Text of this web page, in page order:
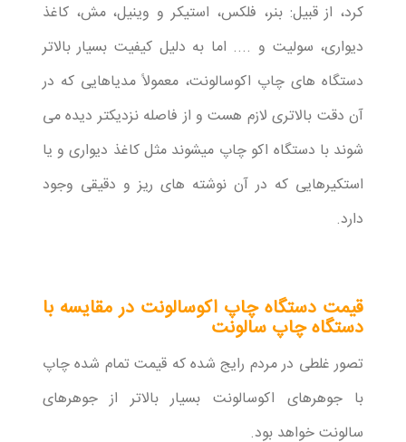
کرد، از قبیل: بنر، فلکس، استیکر و وینیل، مش، کاغذ
دیواری، سولیت و .... اما به دلیل کیفیت بسیار بالاتر
دستگاه های چاپ اکوسالونت، معمولاً مدیاهایی که در
آن دقت بالاتری لازم هست و از فاصله نزدیکتر دیده می
شوند با دستگاه اکو چاپ میشوند مثل کاغذ دیواری و یا
استکیرهایی که در آن نوشته های ریز و دقیقی وجود
دارد.
قیمت دستگاه چاپ اکوسالونت در مقایسه با
دستگاه چاپ سالونت
تصور غلطی در مردم رایج شده که قیمت تمام شده چاپ
با جوهرهای اکوسالونت بسیار بالاتر از جوهرهای
سالونت خواهد بود.